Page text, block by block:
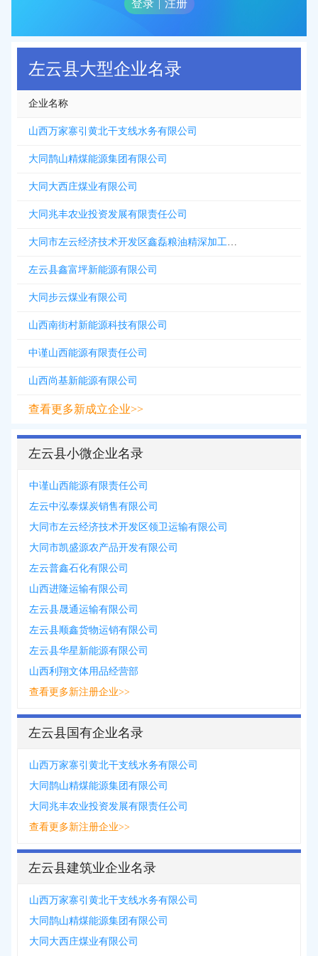
登录 注册
左云县大型企业名录
企业名称
山西万家寨引黄北干支线水务有限公司
大同鹊山精煤能源集团有限公司
大同大西庄煤业有限公司
大同兆丰农业投资发展有限责任公司
大同市左云经济技术开发区鑫磊粮油精深加工贸易有限公司
左云县鑫富坪新能源有限公司
大同步云煤业有限公司
山西南街村新能源科技有限公司
中谨山西能源有限责任公司
山西尚基新能源有限公司
查看更多新成立企业>>
左云县小微企业名录
中谨山西能源有限责任公司
左云中泓泰煤炭销售有限公司
大同市左云经济技术开发区领卫运输有限公司
大同市凯盛源农产品开发有限公司
左云普鑫石化有限公司
山西进隆运输有限公司
左云县晟通运输有限公司
左云县顺鑫货物运销有限公司
左云县华星新能源有限公司
山西利翔文体用品经营部
查看更多新注册企业>>
左云县国有企业名录
山西万家寨引黄北干支线水务有限公司
大同鹊山精煤能源集团有限公司
大同兆丰农业投资发展有限责任公司
查看更多新注册企业>>
左云县建筑业企业名录
山西万家寨引黄北干支线水务有限公司
大同鹊山精煤能源集团有限公司
大同大西庄煤业有限公司